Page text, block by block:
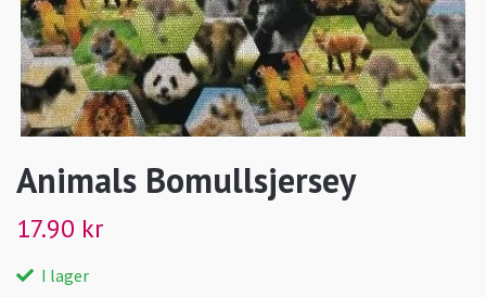
Animals Bomullsjersey
17.90 kr
I lager